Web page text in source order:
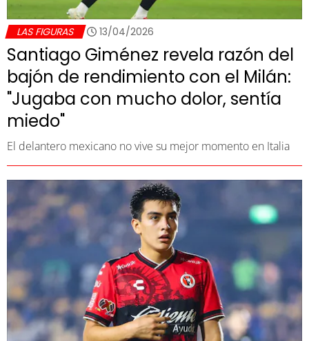
LAS FIGURAS 13/04/2026
Santiago Giménez revela razón del
bajón de rendimiento con el Milán:
"Jugaba con mucho dolor, sentía
miedo"
El delantero mexicano no vive su mejor momento en Italia